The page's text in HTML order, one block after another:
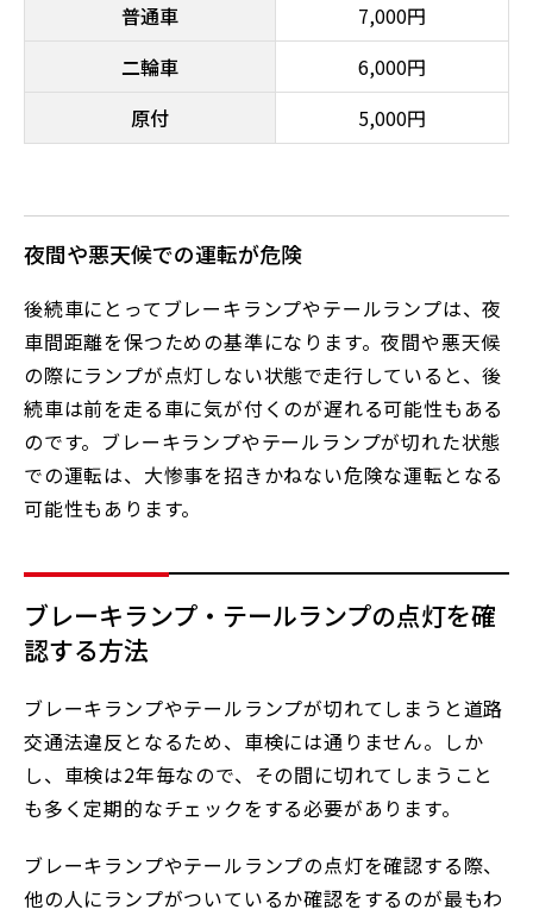
普通車
7,000円
二輪車
6,000円
原付
5,000円
夜間や悪天候での運転が危険
後続車にとってブレーキランプやテールランプは、夜
車間距離を保つための基準になります。夜間や悪天候
の際にランプが点灯しない状態で走行していると、後
続車は前を走る車に気が付くのが遅れる可能性もある
のです。ブレーキランプやテールランプが切れた状態
での運転は、大惨事を招きかねない危険な運転となる
可能性もあります。
ブレーキランプ・テールランプの点灯を確
認する方法
ブレーキランプやテールランプが切れてしまうと道路
交通法違反となるため、車検には通りません。しか
し、車検は2年毎なので、その間に切れてしまうこと
も多く定期的なチェックをする必要があります。
ブレーキランプやテールランプの点灯を確認する際、
他の人にランプがついているか確認をするのが最もわ